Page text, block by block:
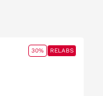
30% RELABS